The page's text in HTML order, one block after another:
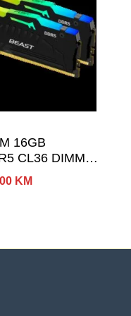
16GB
CL36 DIMM
Beast RGB
KMTrenutna